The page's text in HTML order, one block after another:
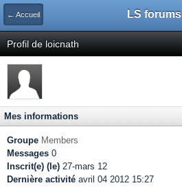
← Accueil LS forums
Profil de loicnath
Mes informations
Groupe Members
Messages 0
Inscrit(e) (le) 27-mars 12
Dernière activité avril 04 2012 15:27